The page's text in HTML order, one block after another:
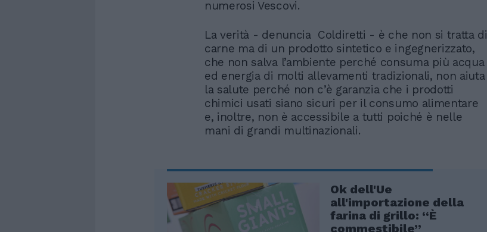
numerosi Vescovi.
La verità - denuncia Coldiretti - è che non si tratta di
carne ma di un prodotto sintetico e ingegnerizzato,
che non salva l’ambiente perché consuma più acqua
ed energia di molti allevamenti tradizionali, non aiuta
la salute perché non c’è garanzia che i prodotti
chimici usati siano sicuri per il consumo alimentare
e, inoltre, non è accessibile a tutti poiché è nelle
mani di grandi multinazionali.
Ok dell'Ue
all'importazione della
farina di grillo: “È
commestibile”